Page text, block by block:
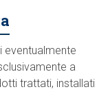
eventualmente
a
trattati, installati